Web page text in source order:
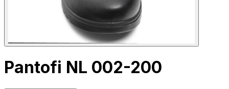
Pantofi NL 002-200